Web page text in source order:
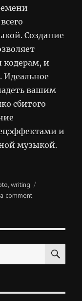
Создание
кодерам, и
вашим
сбитого
и
музыкой.
,writing
commenton